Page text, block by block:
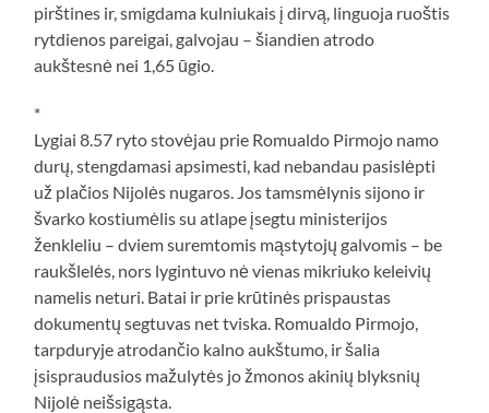
pirštines ir, smigdama kulniukais į dirvą, linguoja ruoštis
rytdienos pareigai, galvojau – šiandien atrodo
aukštesnė nei 1,65 ūgio.
*
Lygiai 8.57 ryto stovėjau prie Romualdo Pirmojo namo
durų, stengdamasi apsimesti, kad nebandau pasislėpti
už plačios Nijolės nugaros. Jos tamsmėlynis sijono ir
švarko kostiumėlis su atlape įsegtu ministerijos
ženkleliu – dviem suremtomis mąstytojų galvomis – be
raukšlelės, nors lygintuvo nė vienas mikriuko keleivių
namelis neturi. Batai ir prie krūtinės prispaustas
dokumentų segtuvas net tviska. Romualdo Pirmojo,
tarpduryje atrodančio kalno aukštumo, ir šalia
įsispraudusios mažulytės jo žmonos akinių blyksnių
Nijolė neišsigąsta.